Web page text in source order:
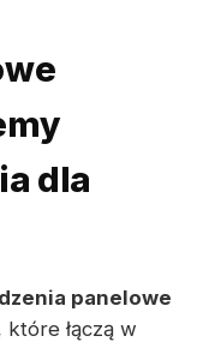
dla
panelowe
które łączą w